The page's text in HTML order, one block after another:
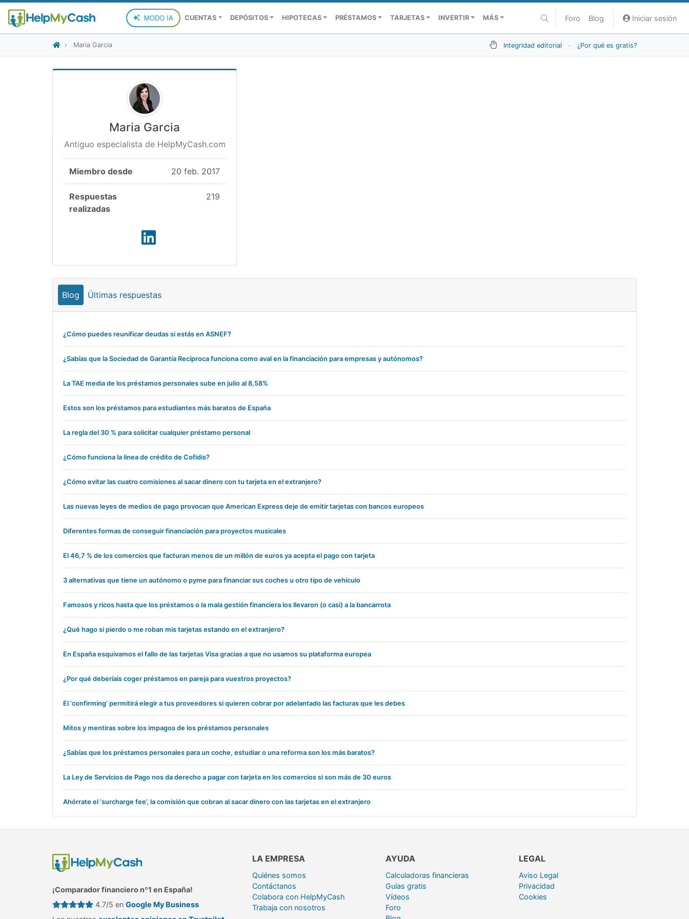
MODO IA CUENTAS DEPÓSITOS HIPOTECAS PRÉSTAMOS TARJETAS INVERTIR MÁS Foro Blog Iniciar sesión
Integridad editorial · ¿Por qué es gratis?
Maria Garcia
Maria Garcia
Antiguo especialista de HelpMyCash.com
Miembro desde 20 feb. 2017
Respuestas
realizadas
219
Blog Últimas respuestas
¿Cómo puedes reunificar deudas si estás en ASNEF?
¿Sabías que la Sociedad de Garantía Recíproca funciona como aval en la financiación para empresas y autónomos?
La TAE media de los préstamos personales sube en julio al 8,58%
Estos son los préstamos para estudiantes más baratos de España
La regla del 30 % para solicitar cualquier préstamo personal
¿Cómo funciona la línea de crédito de Cofidis?
¿Cómo evitar las cuatro comisiones al sacar dinero con tu tarjeta en el extranjero?
Las nuevas leyes de medios de pago provocan que American Express deje de emitir tarjetas con bancos europeos
Diferentes formas de conseguir financiación para proyectos musicales
El 46,7 % de los comercios que facturan menos de un millón de euros ya acepta el pago con tarjeta
3 alternativas que tiene un autónomo o pyme para financiar sus coches u otro tipo de vehículo
Famosos y ricos hasta que los préstamos o la mala gestión financiera los llevaron (o casi) a la bancarrota
¿Qué hago si pierdo o me roban mis tarjetas estando en el extranjero?
En España esquivamos el fallo de las tarjetas Visa gracias a que no usamos su plataforma europea
¿Por qué deberíais coger préstamos en pareja para vuestros proyectos?
El ‘confirming’ permitirá elegir a tus proveedores si quieren cobrar por adelantado las facturas que les debes
Mitos y mentiras sobre los impagos de los préstamos personales
¿Sabías que los préstamos personales para un coche, estudiar o una reforma son los más baratos?
La Ley de Servicios de Pago nos da derecho a pagar con tarjeta en los comercios si son más de 30 euros
Ahórrate el ‘surcharge fee’, la comisión que cobran al sacar dinero con las tarjetas en el extranjero
¡Comparador financiero nº1 en España!
4.7/5 en Google My Business
LA EMPRESA
Quiénes somos
Contáctanos
Colabora con HelpMyCash
Trabaja con nosotros
AYUDA
Calculadoras financieras
Guías gratis
Vídeos
Foro
LEGAL
Aviso Legal
Privacidad
Cookies